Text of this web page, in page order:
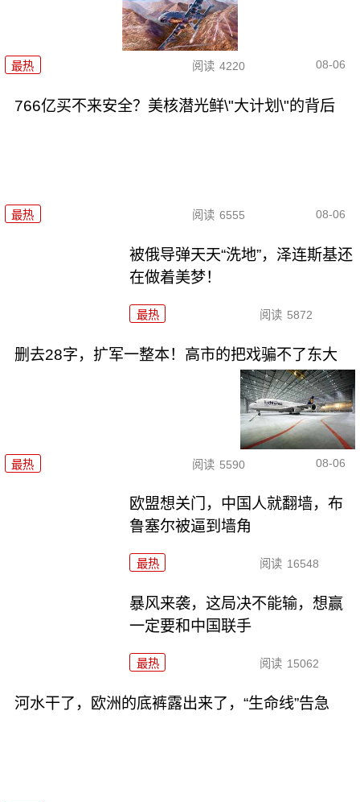
最热 阅读 4220 08-06
766亿买不来安全？美核潜光鲜\"大计划\"的背后
最热 阅读 6555 08-06
被俄导弹天天“洗地”，泽连斯基还
在做着美梦！
最热 阅读 5872
删去28字，扩军一整本！高市的把戏骗不了东大
最热 阅读 5590 08-06
欧盟想关门，中国人就翻墙，布
鲁塞尔被逼到墙角
最热 阅读 16548
暴风来袭，这局决不能输，想赢
一定要和中国联手
最热 阅读 15062
河水干了，欧洲的底裤露出来了，“生命线”告急